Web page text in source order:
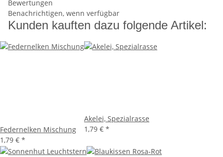
Bewertungen
Benachrichtigen, wenn verfügbar
Kunden kauften dazu folgende Artikel:
Federnelken Mischung
1,79 € *
Akelei, Spezialrasse
1,79 € *